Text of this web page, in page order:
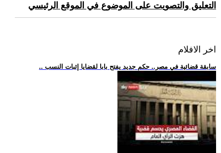
التعليق والتصويت على الموضوع في الموقع الرئيسي
اخر الافلام
.. سابقة قضائية في مصر.. حكم جديد يفتح بابا لقضايا إثبات النسب